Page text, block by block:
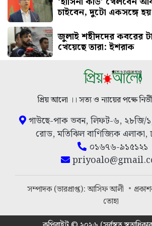
চাইবেন, দুটো একসঙ্গে হয় না:
জুলাই শহীদদের কবরের
খেয়েছে তারা: ইশরাক
প্রিয় আলো ।। সত্য ও ন্যায়ের পক্ষে
গাউছে-পাক ভবন, লিফট-৬, ২৮জি/১,
রোড, মতিঝিল বাণিজ্যিক এলাকা,
০১৬৭৬-৯১৫১২১
সম্পাদক (ভারপ্রাপ্ত): আসিফ আলী
তোহা